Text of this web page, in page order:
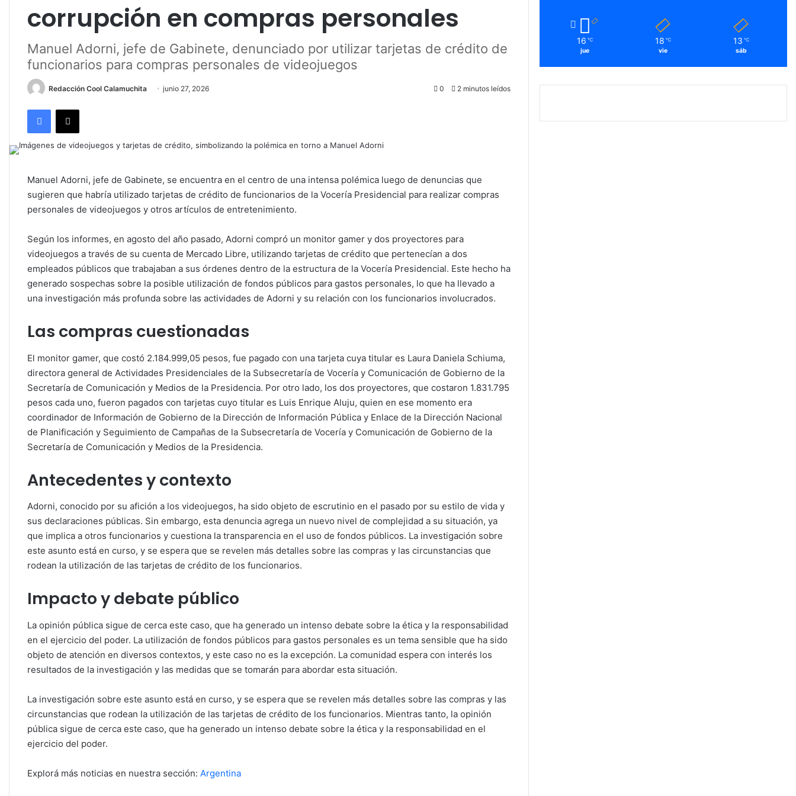
corrupción en compras personales
Manuel Adorni, jefe de Gabinete, denunciado por utilizar tarjetas de crédito de
funcionarios para compras personales de videojuegos
Redacción Cool Calamuchita junio 27, 2026 0 2 minutos leídos
Facebook
X
Manuel Adorni, jefe de Gabinete, se encuentra en el centro de una intensa polémica luego de denuncias que
sugieren que habría utilizado tarjetas de crédito de funcionarios de la Vocería Presidencial para realizar compras
personales de videojuegos y otros artículos de entretenimiento.
Según los informes, en agosto del año pasado, Adorni compró un monitor gamer y dos proyectores para
videojuegos a través de su cuenta de Mercado Libre, utilizando tarjetas de crédito que pertenecían a dos
empleados públicos que trabajaban a sus órdenes dentro de la estructura de la Vocería Presidencial. Este hecho ha
generado sospechas sobre la posible utilización de fondos públicos para gastos personales, lo que ha llevado a
una investigación más profunda sobre las actividades de Adorni y su relación con los funcionarios involucrados.
Las compras cuestionadas
El monitor gamer, que costó 2.184.999,05 pesos, fue pagado con una tarjeta cuya titular es Laura Daniela Schiuma,
directora general de Actividades Presidenciales de la Subsecretaría de Vocería y Comunicación de Gobierno de la
Secretaría de Comunicación y Medios de la Presidencia. Por otro lado, los dos proyectores, que costaron 1.831.795
pesos cada uno, fueron pagados con tarjetas cuyo titular es Luis Enrique Aluju, quien en ese momento era
coordinador de Información de Gobierno de la Dirección de Información Pública y Enlace de la Dirección Nacional
de Planificación y Seguimiento de Campañas de la Subsecretaría de Vocería y Comunicación de Gobierno de la
Secretaría de Comunicación y Medios de la Presidencia.
Antecedentes y contexto
Adorni, conocido por su afición a los videojuegos, ha sido objeto de escrutinio en el pasado por su estilo de vida y
sus declaraciones públicas. Sin embargo, esta denuncia agrega un nuevo nivel de complejidad a su situación, ya
que implica a otros funcionarios y cuestiona la transparencia en el uso de fondos públicos. La investigación sobre
este asunto está en curso, y se espera que se revelen más detalles sobre las compras y las circunstancias que
rodean la utilización de las tarjetas de crédito de los funcionarios.
Impacto y debate público
La opinión pública sigue de cerca este caso, que ha generado un intenso debate sobre la ética y la responsabilidad
en el ejercicio del poder. La utilización de fondos públicos para gastos personales es un tema sensible que ha sido
objeto de atención en diversos contextos, y este caso no es la excepción. La comunidad espera con interés los
resultados de la investigación y las medidas que se tomarán para abordar esta situación.
La investigación sobre este asunto está en curso, y se espera que se revelen más detalles sobre las compras y las
circunstancias que rodean la utilización de las tarjetas de crédito de los funcionarios. Mientras tanto, la opinión
pública sigue de cerca este caso, que ha generado un intenso debate sobre la ética y la responsabilidad en el
ejercicio del poder.
Explorá más noticias en nuestra sección: Argentina
16 ℃
jue
18 ℃
vie
13 ℃
sáb